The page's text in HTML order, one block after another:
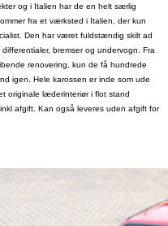
og i Italien har de en helt særlig
fra et værksted i Italien, der kun
Den har været fuldstændig skilt ad
bremser og undervogn. Fra
renovering, kun de få hundrede
igen. Hele karossen er inde som ude
originale læderinteriør i flot stand
afgift. Kan også leveres uden afgift for